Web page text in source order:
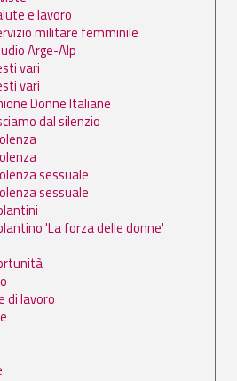
e lavoro
militare femminile
Arge-Alp
vari
vari
Donne Italiane
dal silenzio
sessuale
sessuale
'La forza delle donne'
di lavoro